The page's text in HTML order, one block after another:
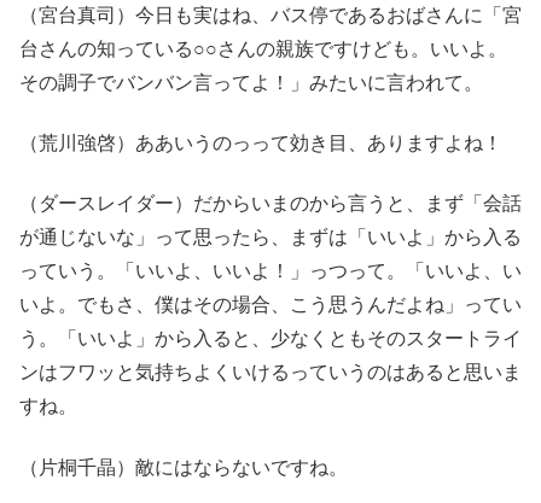
（宮台真司）今日も実はね、バス停であるおばさんに「宮
台さんの知っている○○さんの親族ですけども。いいよ。
その調子でバンバン言ってよ！」みたいに言われて。
（荒川強啓）ああいうのっって効き目、ありますよね！
（ダースレイダー）だからいまのから言うと、まず「会話
が通じないな」って思ったら、まずは「いいよ」から入る
っていう。「いいよ、いいよ！」っつって。「いいよ、い
いよ。でもさ、僕はその場合、こう思うんだよね」ってい
う。「いいよ」から入ると、少なくともそのスタートライ
ンはフワッと気持ちよくいけるっていうのはあると思いま
すね。
（片桐千晶）敵にはならないですね。